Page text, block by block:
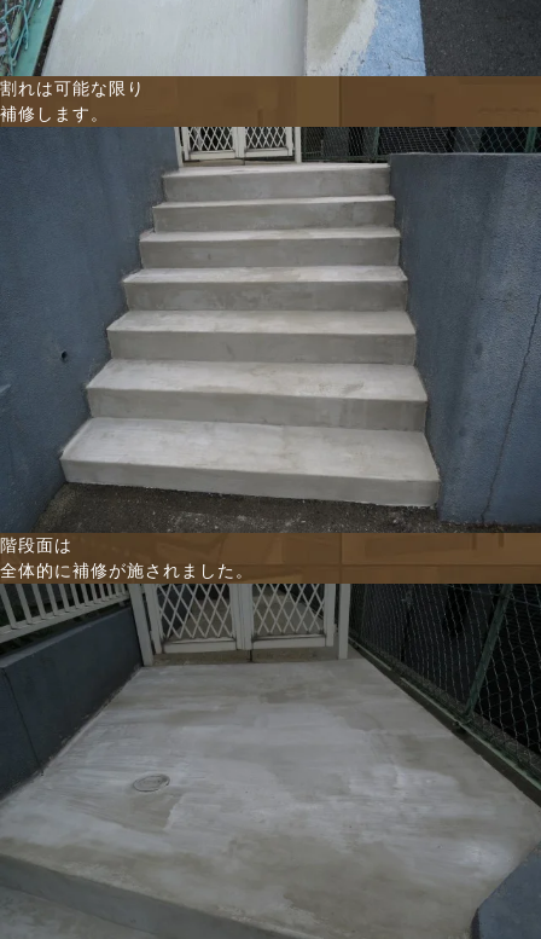
割れは可能な限り
補修します。
階段面は
全体的に補修が施されました。